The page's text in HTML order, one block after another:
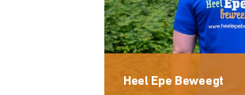
Heel Epe Beweegt